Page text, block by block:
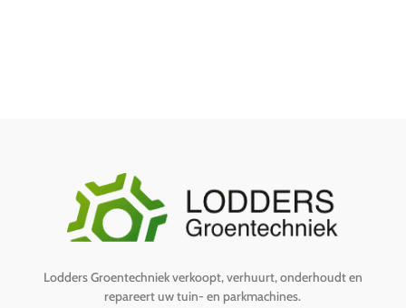
Lodders Groentechniek verkoopt, verhuurt, onderhoudt en
repareert uw tuin- en parkmachines.